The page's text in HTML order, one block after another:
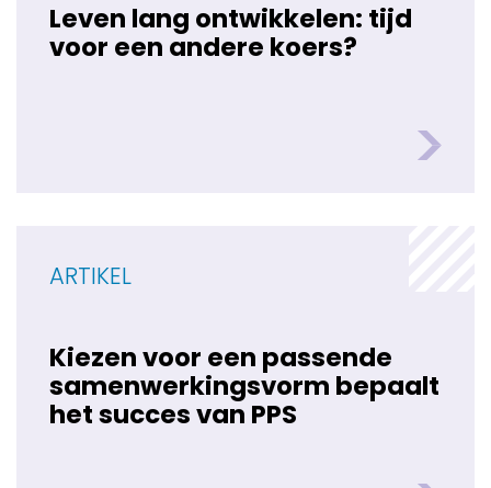
Leven lang ontwikkelen: tijd
voor een andere koers?
ARTIKEL
Kiezen voor een passende
samenwerkingsvorm bepaalt
het succes van PPS